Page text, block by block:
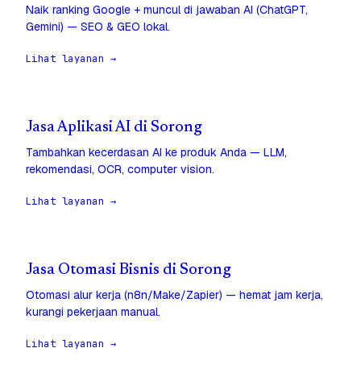
Naik ranking Google + muncul di jawaban AI (ChatGPT,
Gemini) — SEO & GEO lokal.
Lihat layanan →
Jasa Aplikasi AI di Sorong
Tambahkan kecerdasan AI ke produk Anda — LLM,
rekomendasi, OCR, computer vision.
Lihat layanan →
Jasa Otomasi Bisnis di Sorong
Otomasi alur kerja (n8n/Make/Zapier) — hemat jam kerja,
kurangi pekerjaan manual.
Lihat layanan →